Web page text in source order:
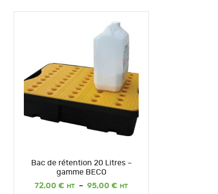
Bac de rétention 20 Litres –
gamme BECO
72,00 € – 95,00 €
Plage